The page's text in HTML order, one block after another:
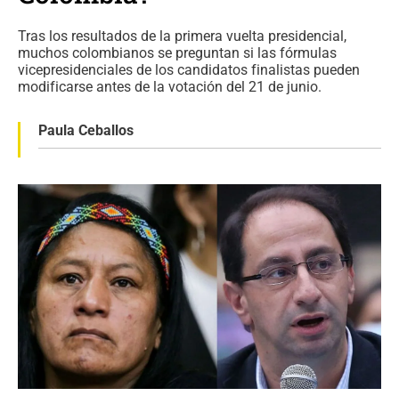
Tras los resultados de la primera vuelta presidencial,
muchos colombianos se preguntan si las fórmulas
vicepresidenciales de los candidatos finalistas pueden
modificarse antes de la votación del 21 de junio.
Paula Ceballos